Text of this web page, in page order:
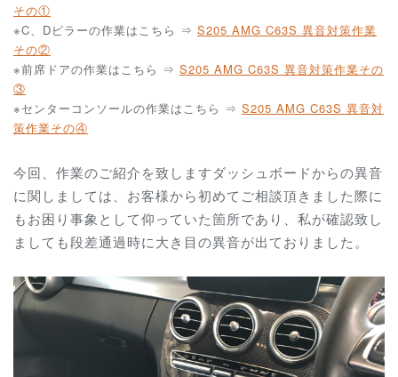
その①
※C、Dピラーの作業はこちら ⇒ S205 AMG C63S 異音対策作業
その②
※前席ドアの作業はこちら ⇒ S205 AMG C63S 異音対策作業その
③
※センターコンソールの作業はこちら ⇒ S205 AMG C63S 異音対
策作業その④
今回、作業のご紹介を致しますダッシュボードからの異音
に関しましては、お客様から初めてご相談頂きました際に
もお困り事象として仰っていた箇所であり、私が確認致し
ましても段差通過時に大き目の異音が出ておりました。